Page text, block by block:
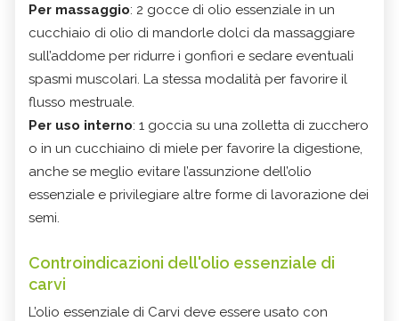
Per massaggio: 2 gocce di olio essenziale in un
cucchiaio di olio di mandorle dolci da massaggiare
sull’addome per ridurre i gonfiori e sedare eventuali
spasmi muscolari. La stessa modalità per favorire il
flusso mestruale.
Per uso interno: 1 goccia su una zolletta di zucchero
o in un cucchiaino di miele per favorire la digestione,
anche se meglio evitare l’assunzione dell’olio
essenziale e privilegiare altre forme di lavorazione dei
semi.
Controindicazioni dell'olio essenziale di
carvi
L’olio essenziale di Carvi deve essere usato con